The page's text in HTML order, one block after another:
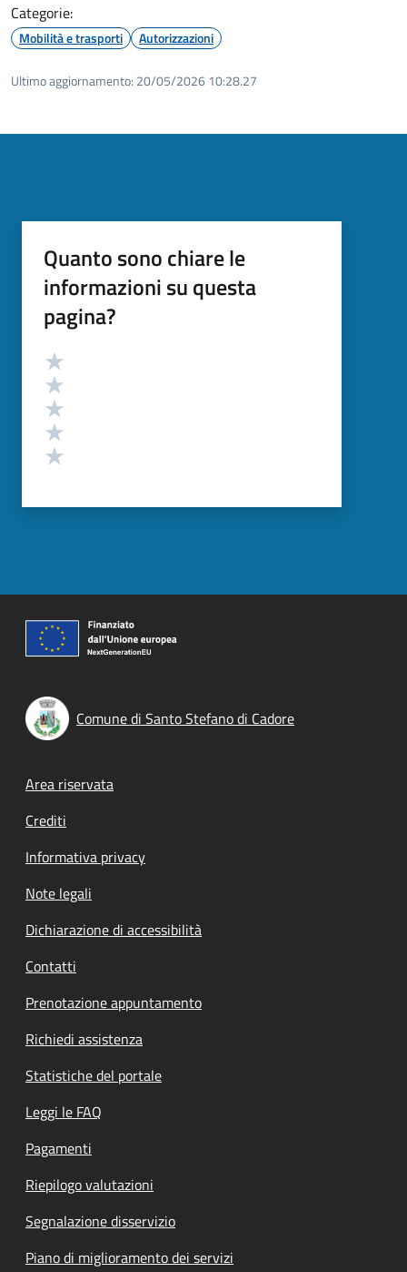
Categorie:
Mobilità e trasporti Autorizzazioni
Ultimo aggiornamento: 20/05/2026 10:28.27
Quanto sono chiare le
informazioni su questa
pagina?
Valutazione
Comune di Santo Stefano di Cadore
Footer menu
Area riservata
Crediti
Informativa privacy
Note legali
Dichiarazione di accessibilità
Contatti
Prenotazione appuntamento
Richiedi assistenza
Statistiche del portale
Leggi le FAQ
Pagamenti
Riepilogo valutazioni
Segnalazione disservizio
Piano di miglioramento dei servizi